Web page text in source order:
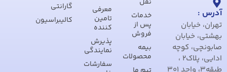
آدرس :
تهران، خیابان
بهشتی، خیابان
صابونچی، کوچه
ادایی، پلاک2 ،
خدمات
پس از
فروش
بیمه
محصولات
معرفی
تامین
کننده
پذیرش
نمایندگی
سفارشات
گارانتی
کالیبراسیون